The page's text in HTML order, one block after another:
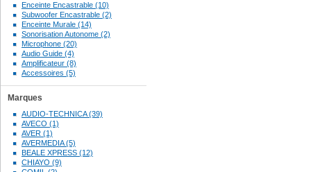
Enceinte Encastrable (10)
Subwoofer Encastrable (2)
Enceinte Murale (14)
Sonorisation Autonome (2)
Microphone (20)
Audio Guide (4)
Amplificateur (8)
Accessoires (5)
Marques
AUDIO-TECHNICA (39)
AVECO (1)
AVER (1)
AVERMEDIA (5)
BEALE XPRESS (12)
CHIAYO (9)